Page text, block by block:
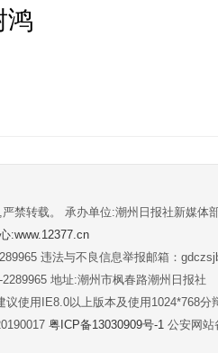
鸿
禁转载。 承办单位:潮州日报社新媒体
:www.12377.cn
违法与不良信息举报邮箱：
地址:潮州市枫春路潮州日报社
使用IE8.0以上版本及使用1024*768分
粤ICP备13030909号-1 公安网站